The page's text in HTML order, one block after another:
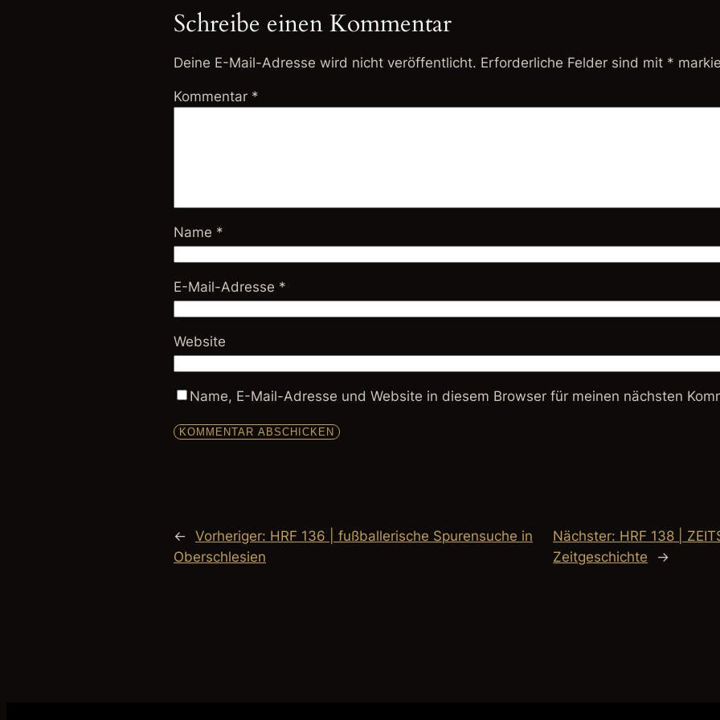
Schreibe einen Kommentar
Deine E-Mail-Adresse wird nicht veröffentlicht. Erforderliche Felder sind mit *
Kommentar *
Name *
E-Mail-Adresse *
Website
Name, E-Mail-Adresse und Website in diesem Browser für meinen nächsten
← Vorheriger: HRF 136 | fußballerische Spurensuche in
Oberschlesien
Nächster: HRF 138 |
Zeitgeschichte
→